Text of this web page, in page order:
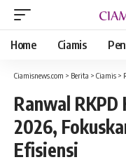
Home Ciamis
Ciamisnews.com > Berita > Ciamis >
Ranwal RKPD
2026,
Efisiensi